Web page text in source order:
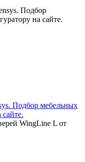
Подбор мебельных